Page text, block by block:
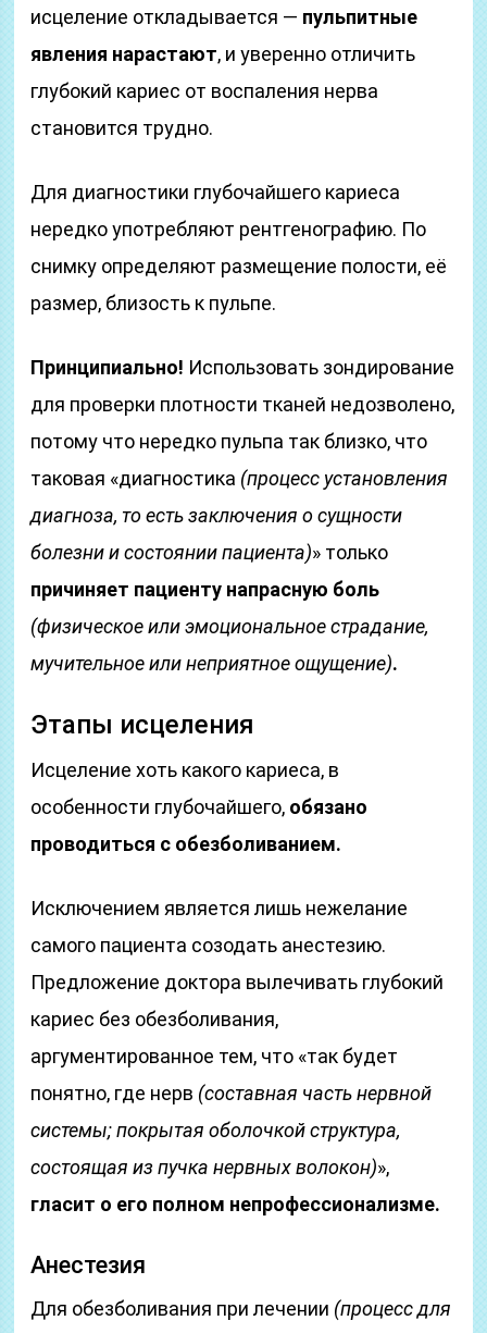
исцеление откладывается — пульпитные
явления нарастают, и уверенно отличить
глубокий кариес от воспаления нерва
становится трудно.
Для диагностики глубочайшего кариеса
нередко употребляют рентгенографию. По
снимку определяют размещение полости, её
размер, близость к пульпе.
Принципиально! Использовать зондирование
для проверки плотности тканей недозволено,
потому что нередко пульпа так близко, что
таковая «диагностика (процесс установления
диагноза, то есть заключения о сущности
болезни и состоянии пациента)» только
причиняет пациенту напрасную боль
(физическое или эмоциональное страдание,
мучительное или неприятное ощущение).
Этапы исцеления
Исцеление хоть какого кариеса, в
особенности глубочайшего, обязано
проводиться с обезболиванием.
Исключением является лишь нежелание
самого пациента созодать анестезию.
Предложение доктора вылечивать глубокий
кариес без обезболивания,
аргументированное тем, что «так будет
понятно, где нерв (составная часть нервной
системы; покрытая оболочкой структура,
состоящая из пучка нервных волокон)»,
гласит о его полном непрофессионализме.
Анестезия
Для обезболивания при лечении (процесс для